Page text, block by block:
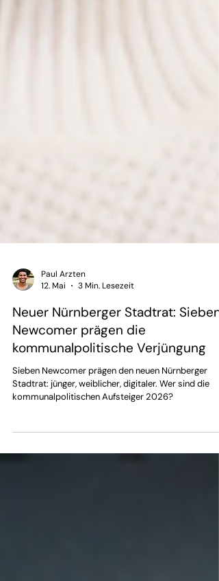
Paul Arzten
12. Mai
3 Min. Lesezeit
Neuer Nürnberger Stadtrat: Sieben
Newcomer prägen die
kommunalpolitische Verjüngung
Sieben Newcomer prägen den neuen Nürnberger
kommunalpolitischen Aufsteiger 2026?